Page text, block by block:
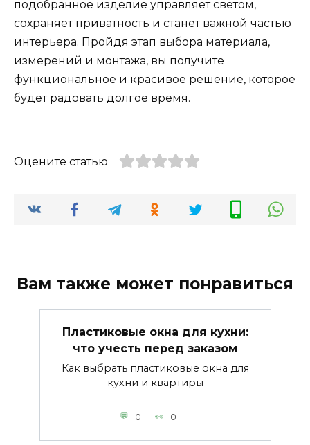
подобранное изделие управляет светом,
сохраняет приватность и станет важной частью
интерьера. Пройдя этап выбора материала,
измерений и монтажа, вы получите
функциональное и красивое решение, которое
будет радовать долгое время.
Оцените статью
Вам также может понравиться
Пластиковые окна для кухни:
что учесть перед заказом
Как выбрать пластиковые окна для
кухни и квартиры
0 0